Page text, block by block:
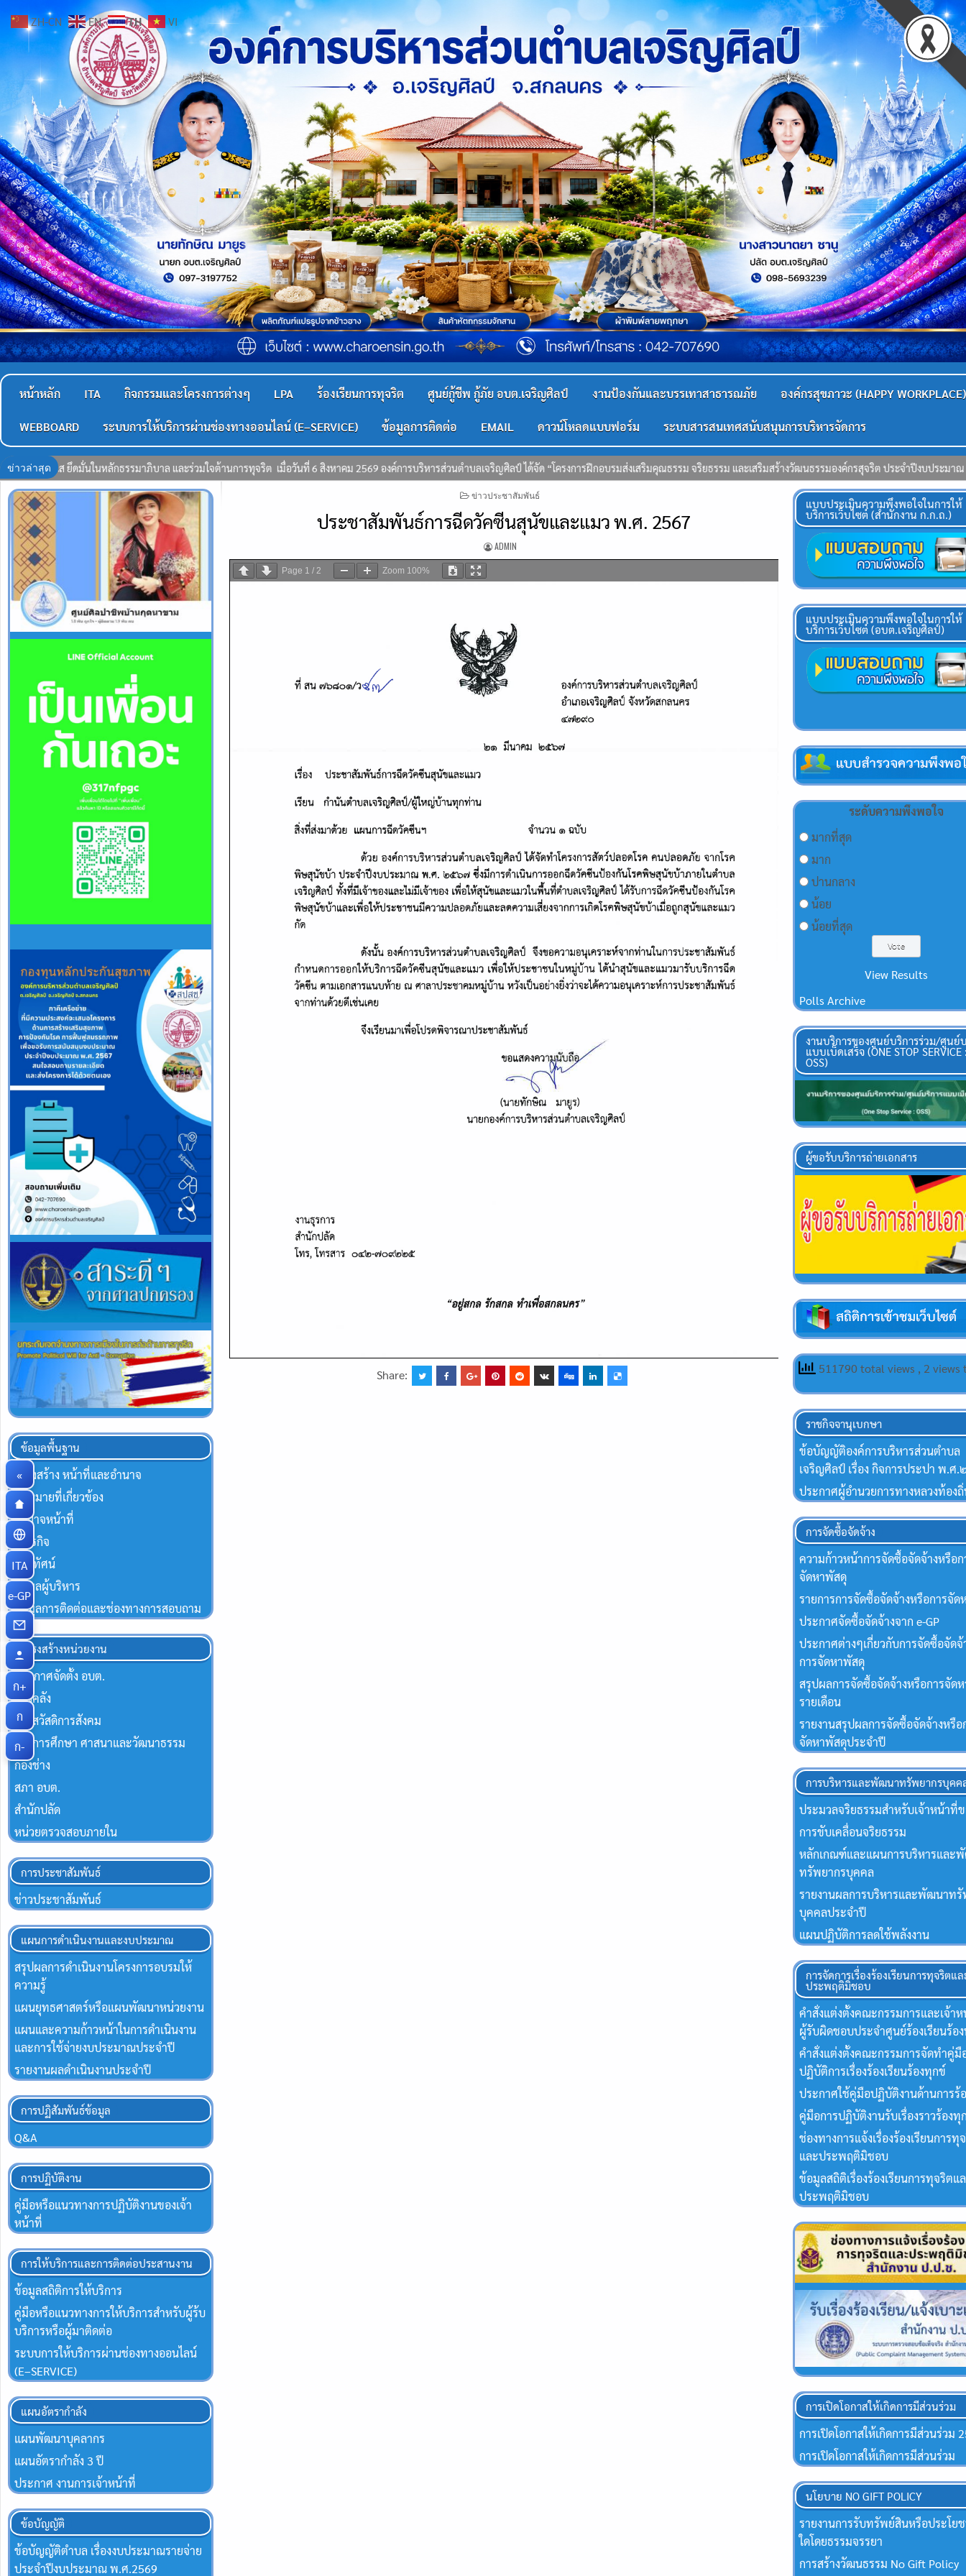
หน้าหลัก ITA กิจกรรมและโครงการต่างๆ LPA ร้องเรียนการทุจริต ศูนย์กู้ชีพ กู้ภัย อบต.เจริญศิลป์ งานป้องกันและบรรเทาสาธารณภัย องค์กรสุขภาวะ (HAPPY WORKPLACE)
WEBBOARD ระบบการให้บริการผ่านช่องทางออนไลน์ (E–SERVICE) ข้อมูลการติดต่อ EMAIL ดาวน์โหลดแบบฟอร์ม ระบบสารสนเทศสนับสนุนการบริหารจัดการ
ข่าวล่าสุดสิงหาคม 2569 องค์การบริหารส่วนตำบลเจริญศิลป์ ได้จัด “โครงการฝึกอบรมส่งเสริมคุณธรรม จริยธรรม และเสริมสร้างวัฒนธรรมองค์กรสุจริต ประจำปีงบประมาณ 2569″ ณ ห้องประชุมองค์การบริหารส่วนตำบลเจริญศิลป์
POSTED
ข่าวประชาสัมพันธ์
ประชาสัมพันธ์การฉีดวัคซีนสุนัขและแมว พ.ศ. 2567
ADMIN
Page 1 / 2 Zoom 100%
Share:
ข้อมูลพื้นฐาน
โครงสร้าง หน้าที่และอำนาจ
กฏหมายที่เกี่ยวข้อง
อำนาจหน้าที่
พันธกิจ
วิสัยทัศน์
ข้อมูลผู้บริหาร
ข้อมูลการติดต่อและช่องทางการสอบถาม
โครงสร้างหน่วยงาน
ประกาศจัดตั้ง อบต.
กองคลัง
กองสวัสดิการสังคม
กองการศึกษา ศาสนาและวัฒนาธรรม
กองช่าง
สภา อบต.
สำนักปลัด
หน่วยตรวจสอบภายใน
การประชาสัมพันธ์
ข่าวประชาสัมพันธ์
แผนการดำเนินงานและงบประมาณ
สรุปผลการดำเนินงานโครงการอบรมให้
ความรู้
แผนยุทธศาสตร์หรือแผนพัฒนาหน่วยงาน
แผนและความก้าวหน้าในการดำเนินงาน
และการใช้จ่ายงบประมาณประจำปี
รายงานผลดำเนินงานประจำปี
การปฏิสัมพันธ์ข้อมูล
Q&A
การปฏิบัติงาน
คู่มือหรือแนวทางการปฏิบัติงานของเจ้า
หน้าที่
การให้บริการและการติดต่อประสานงาน
ข้อมูลสถิติการให้บริการ
คู่มือหรือแนวทางการให้บริการสำหรับผู้ร้บ
บริการหรือผู้มาติดต่อ
ระบบการให้บริการผ่านช่องทางออนไลน์
(E–SERVICE)
แผนอัตรากำลัง
แผนพัฒนาบุคลากร
แผนอัตรากำลัง 3 ปี
ประกาศ งานการเจ้าหน้าที่
ข้อบัญญัติ
ข้อบัญญัติตำบล เรื่องงบประมาณรายจ่าย
ประจำปีงบประมาณ พ.ศ.2569
แบบประเมินความพึงพอใจในการให้
บริการเว็บไซต์ (สำนักงาน ก.ก.ถ.)
แบบประเมินความพึงพอใจในการให้
บริการเว็บไซต์ (อบต.เจริญศิลป์)
ระดับความพึงพอใจ
มากที่สุด
มาก
ปานกลาง
น้อย
น้อยที่สุด
View Results
Polls Archive
งานบริการของศูนย์บริการร่วม/ศูนย์
แบบเบ็ดเสร็จ (ONE STOP SERVICE
OSS)
ผู้ขอรับบริการถ่ายเอกสาร
511790 total views , 2 views
ราชกิจจานุเบกษา
ข้อบัญญัติองค์การบริหารส่วนตำบล
เจริญศิลป์ เรื่อง กิจการประปา พ.ศ
ประกาศผู้อำนวยการทางหลวงท้อง
การจัดซื้อจัดจ้าง
ความก้าวหน้าการจัดซื้อจัดจ้างหรือก
จัดหาพัสดุ
รายการการจัดซื้อจัดจ้างหรือการจั
ประกาศจัดซื้อจัดจ้างจาก e-GP
ประกาศต่างๆเกี่ยวกับการจัดซื้อจัดจ้
การจัดหาพัสดุ
สรุปผลการจัดซื้อจัดจ้างหรือการจัด
รายเดือน
รายงานสรุปผลการจัดซื้อจัดจ้างหรือ
จัดหาพัสดุประจําปี
การบริหารและพัฒนาทรัพยากรบุคค
ประมวลจริยธรรมสำหรับเจ้าหน้าที่
การขับเคลื่อนจริยธรรม
หลักเกณฑ์และแผนการบริหารและ
ทรัพยากรบุคคล
รายงานผลการบริหารและพัฒนาท
บุคคลประจำปี
แผนปฏิบัติการลดใช้พลังงาน
การจัดการเรื่องร้องเรียนการทุจริตแ
ประพฤติมิชอบ
คำสั่งแต่งตั้งคณะกรรมการและเจ้า
ผู้รับผิดชอบประจำศูนย์ร้องเรียนร้อ
คำสั่งแต่งตั้งคณะกรรมการจัดทำคู่มื
ปฏิบัติการเรื่องร้องเรียนร้องทุกข์
ประกาศใช้คู่มือปฏิบัติงานด้านการร้
คู่มือการปฏิบัติงานรับเรื่องราวร้องทุ
ช่องทางการแจ้งเรื่องร้องเรียนการทุ
และประพฤติมิชอบ
ข้อมูลสถิติเรื่องร้องเรียนการทุจริตแ
ประพฤติมิชอบ
การเปิดโอกาสให้เกิดการมีส่วนร่วม
การเปิดโอกาสให้เกิดการมีส่วนร่วม
การเปิดโอกาสให้เกิดการมีส่วนร่วม
นโยบาย NO GIFT POLICY
รายงานการรับทรัพย์สินหรือประโย
ใดโดยธรรมจรรยา
การสร้างวัฒนธรรม No Gift Policy
ZH-CN EN TH VI
«
ITA
e-GP
ก+
ก
ก-